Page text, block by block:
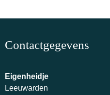
Contactgegevens
Eigenheidje
Leeuwarden